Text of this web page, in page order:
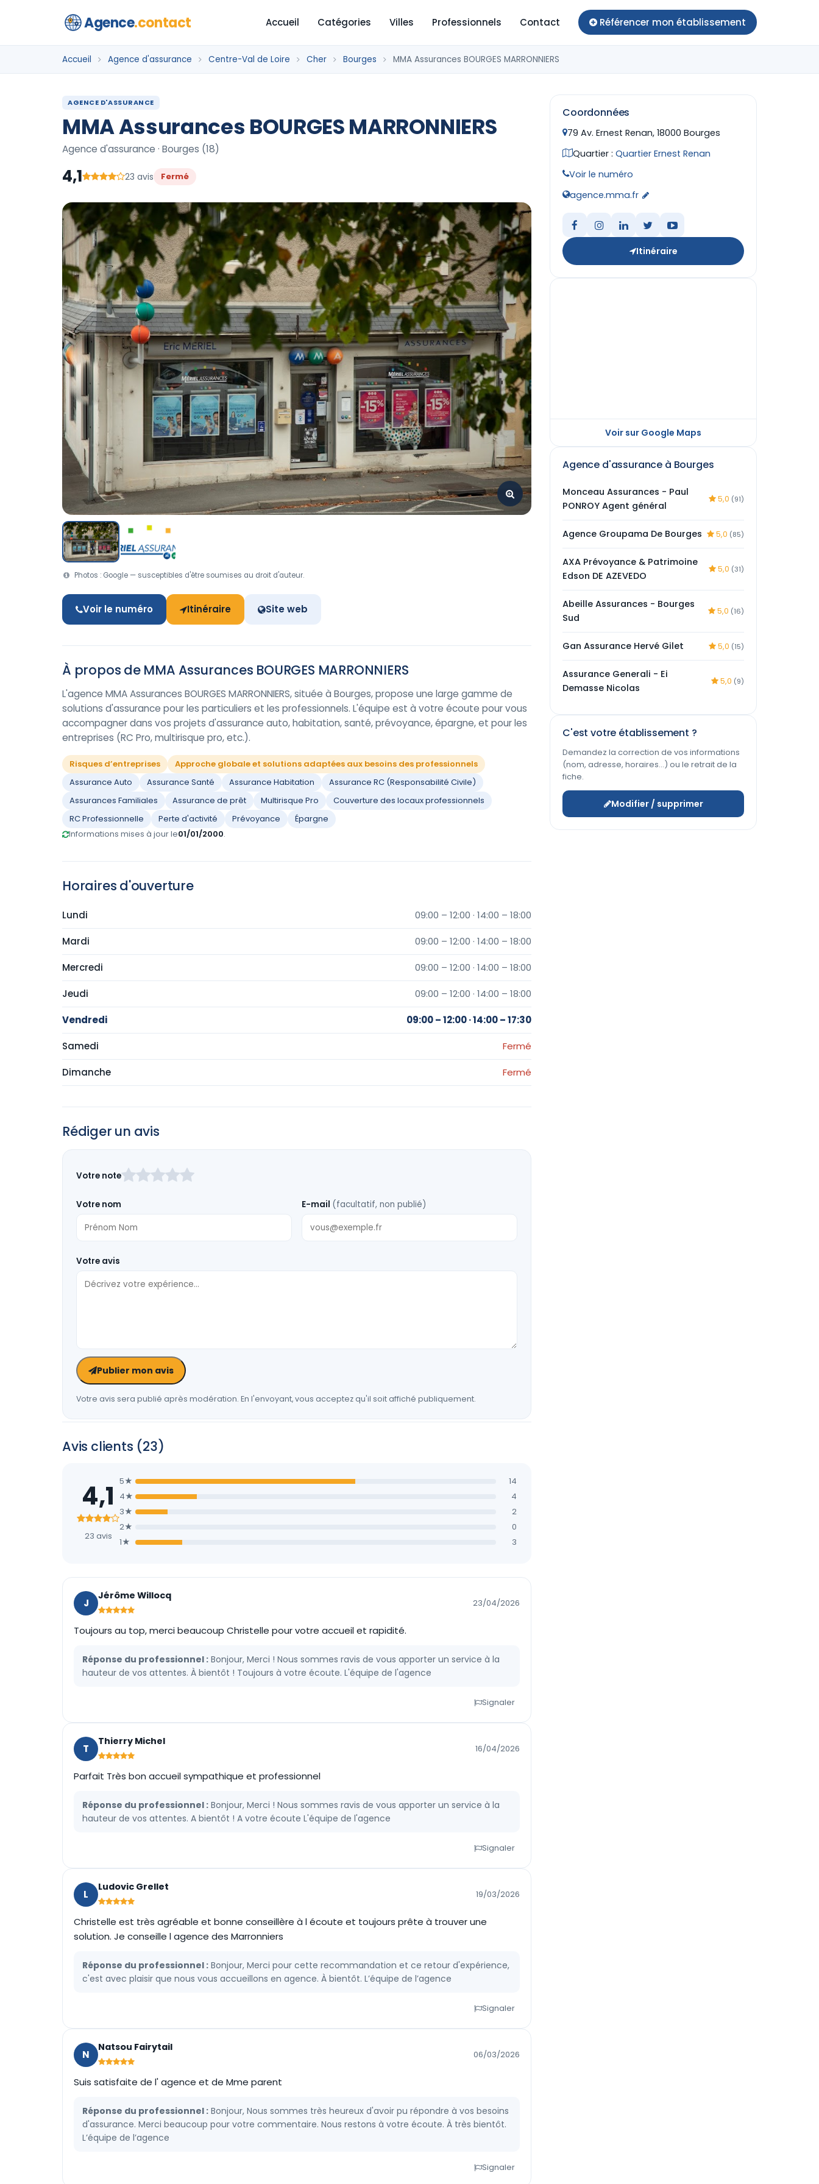
Agence.contact Accueil Catégories Villes Professionnels Contact Référencer mon établissement
Accueil Agence d'assurance Centre-Val de Loire Cher Bourges MMA Assurances BOURGES MARRONNIERS
AGENCE D'ASSURANCE
MMA Assurances BOURGES MARRONNIERS
Agence d'assurance · Bourges (18)
4,1 23 avis Fermé
Photos : Google — susceptibles d'être soumises au droit d'auteur.
Voir le numéro Itinéraire Site web
À propos de MMA Assurances BOURGES MARRONNIERS
L'agence MMA Assurances BOURGES MARRONNIERS, située à Bourges, propose une large gamme de
solutions d'assurance pour les particuliers et les professionnels. L'équipe est à votre écoute pour vous
accompagner dans vos projets d'assurance auto, habitation, santé, prévoyance, épargne, et pour les
entreprises (RC Pro, multirisque pro, etc.).
Risques d’entreprises
Approche globale et solutions adaptées aux besoins des professionnels
Assurance Auto
Assurance Santé Assurance Habitation
Assurance RC (Responsabilité Civile)
Assurances Familiales
Assurance de prêt Multirisque Pro
Couverture des locaux professionnels
RC Professionnelle
Perte d'activité Prévoyance
Épargne
Informations mises à jour le01/01/2000.
Horaires d'ouverture
Lundi 09:00 – 12:00 · 14:00 – 18:00
Mardi 09:00 – 12:00 · 14:00 – 18:00
Mercredi 09:00 – 12:00 · 14:00 – 18:00
Jeudi 09:00 – 12:00 · 14:00 – 18:00
Vendredi 09:00 – 12:00 · 14:00 – 17:30
Samedi Fermé
Dimanche Fermé
Rédiger un avis
ce
vide
Votre note
Votre nom E-mail (facultatif, non publié)
Votre avis
Publier mon avis
Votre avis sera publié après modération. En l'envoyant, vous acceptez qu'il soit affiché publiquement.
Avis clients (23)
4,1
23 avis
5★
14
4★
4
3★
2
2★
0
1★
3
J
Jérôme Willocq
23/04/2026
Toujours au top, merci beaucoup Christelle pour votre accueil et rapidité.
Réponse du professionnel : Bonjour, Merci ! Nous sommes ravis de vous apporter un service à la
hauteur de vos attentes. À bientôt ! Toujours à votre écoute. L'équipe de l'agence
Signaler
T
Thierry Michel
16/04/2026
Parfait Très bon accueil sympathique et professionnel
Réponse du professionnel : Bonjour, Merci ! Nous sommes ravis de vous apporter un service à la
hauteur de vos attentes. A bientôt ! A votre écoute L'équipe de l'agence
Signaler
L
Ludovic Grellet
19/03/2026
Christelle est très agréable et bonne conseillère à l écoute et toujours prête à trouver une
solution. Je conseille l agence des Marronniers
Réponse du professionnel : Bonjour, Merci pour cette recommandation et ce retour d'expérience,
c'est avec plaisir que nous vous accueillons en agence. À bientôt. L’équipe de l’agence
Signaler
N
Natsou Fairytail
06/03/2026
Suis satisfaite de l' agence et de Mme parent
Réponse du professionnel : Bonjour, Nous sommes très heureux d'avoir pu répondre à vos besoins
d'assurance. Merci beaucoup pour votre commentaire. Nous restons à votre écoute. À très bientôt.
L’équipe de l’agence
Signaler
Coordonnées
79 Av. Ernest Renan, 18000 Bourges
Quartier : Quartier Ernest Renan
Voir le numéro
agence.mma.fr
Itinéraire
Voir sur Google Maps
Agence d'assurance à Bourges
Monceau Assurances - Paul
PONROY Agent général
5,0 (91)
Agence Groupama De Bourges 5,0 (85)
AXA Prévoyance & Patrimoine
Edson DE AZEVEDO
5,0 (31)
Abeille Assurances - Bourges
Sud
5,0 (16)
Gan Assurance Hervé Gilet 5,0 (15)
Assurance Generali - Ei
Demasse Nicolas
5,0 (9)
C'est votre établissement ?
Demandez la correction de vos informations
(nom, adresse, horaires…) ou le retrait de la
fiche.
Modifier / supprimer